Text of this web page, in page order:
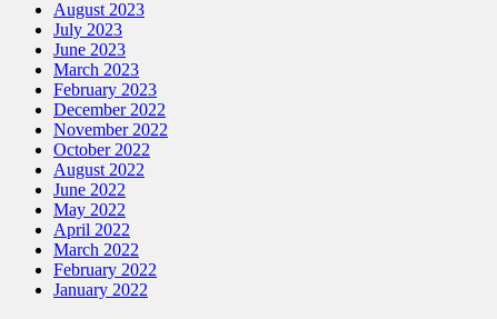
August 2023
July 2023
June 2023
March 2023
February 2023
December 2022
November 2022
October 2022
August 2022
June 2022
May 2022
April 2022
March 2022
February 2022
January 2022